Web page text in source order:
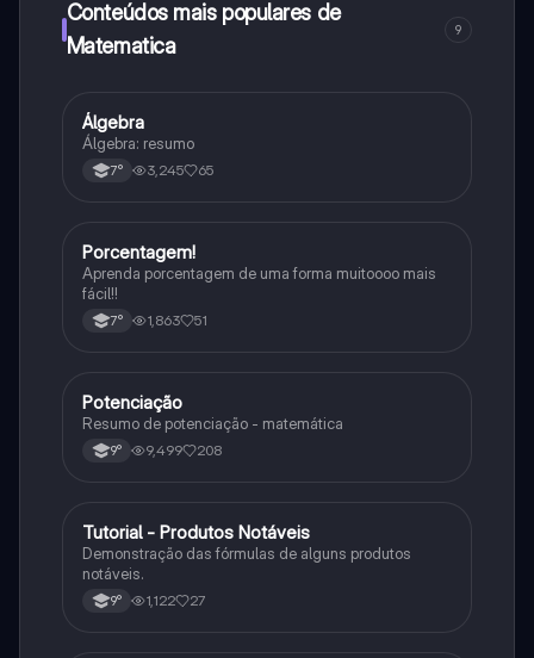
Conteúdos mais populares de
Matematica
9
Matematica
Álgebra
Álgebra: resumo
7° 3,245 65
Matematica
Porcentagem!
Aprenda porcentagem de uma forma muitoooo mais
fácil!!
7° 1,863 51
Matematica
Potenciação
Resumo de potenciação - matemática
9° 9,499 208
Matematica
Tutorial - Produtos Notáveis
Demonstração das fórmulas de alguns produtos
notáveis.
9° 1,122 27